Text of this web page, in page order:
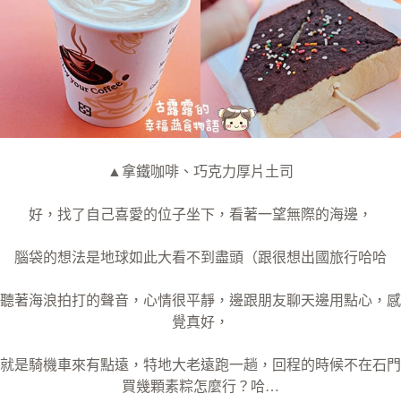
▲拿鐵咖啡、巧克力厚片土司
好，找了自己喜愛的位子坐下，看著一望無際的海邊，
腦袋的想法是地球如此大看不到盡頭（跟很想出國旅行哈哈
聽著海浪拍打的聲音，心情很平靜，邊跟朋友聊天邊用點心，感
覺真好，
就是騎機車來有點遠，特地大老遠跑一趟，回程的時候不在石門
買幾顆素粽怎麼行？哈…